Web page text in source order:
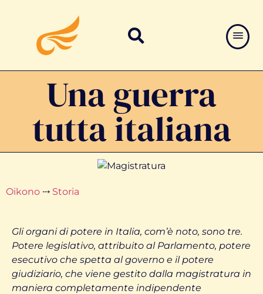
Una guerra
tutta italiana
Oikono ⤏ Storia
Gli organi di potere in Italia, com’è noto, sono tre.
Potere legislativo, attribuito al Parlamento, potere
esecutivo che spetta al governo e il potere
giudiziario, che viene gestito dalla magistratura in
maniera completamente indipendente